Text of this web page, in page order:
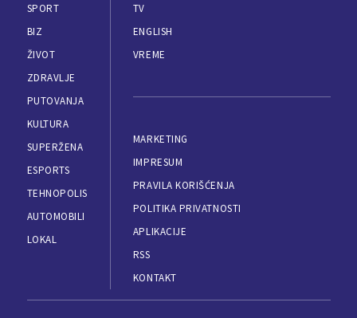
SPORT
BIZ
ŽIVOT
ZDRAVLJE
PUTOVANJA
KULTURA
SUPERŽENA
ESPORTS
TEHNOPOLIS
AUTOMOBILI
LOKAL
TV
ENGLISH
VREME
MARKETING
IMPRESUM
PRAVILA KORIŠĆENJA
POLITIKA PRIVATNOSTI
APLIKACIJE
RSS
KONTAKT